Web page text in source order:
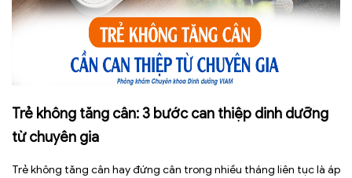
Trẻ không tăng cân: 3 bước can thiệp dinh dưỡng
từ chuyên gia
Trẻ không tăng cân hay đứng cân trong nhiều tháng liên tục là áp